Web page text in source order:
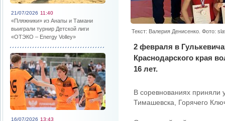
21/07/2026 11:40
«Пляжники» из Анапы и Тамани
выиграли турнир Детской лиги
«ОТЭКО – Energy Volley»
16/07/2026 13:43
Текст: Валерия Денисенко. Фото:
2 февраля в
Краснодарского края
16 лет.
В соревнованиях приняли
Тимашевска, Горячего